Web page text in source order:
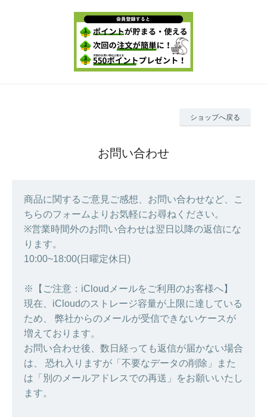
ショップへ戻る
お問い合わせ
商品に関するご意見ご感想、お問い合わせなど、こ
ちらのフォームよりお気軽にお尋ねください。
※営業時間外のお問い合わせは翌日以降の返信にな
ります。
10:00~18:00(日曜定休日)
※【ご注意：iCloudメールをご利用のお客様へ】
現在、iCloudのストレージ容量が上限に達している
ため、 弊社からのメールが受信できないケースが
増えております。
お問い合わせ後、数日経っても返信が届かない場合
は、 恐れ入りますが「不要なデータの削除」また
は「別のメールアドレスでの再送」をお願いいたし
ます。